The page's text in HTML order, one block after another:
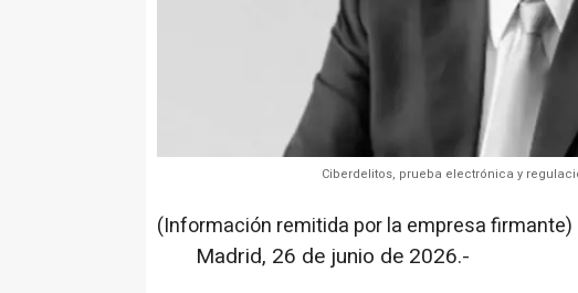
Ciberdelitos, prueba electrónica y
(Información remitida por la empresa firmante)
Madrid, 26 de junio de 2026.-